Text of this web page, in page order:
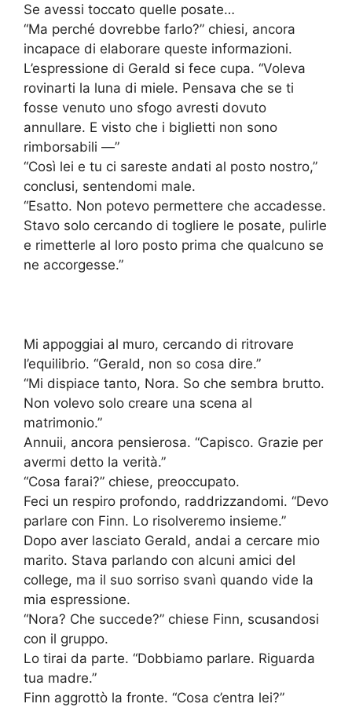
Se avessi toccato quelle posate…
“Ma perché dovrebbe farlo?” chiesi, ancora
incapace di elaborare queste informazioni.
L’espressione di Gerald si fece cupa. “Voleva
rovinarti la luna di miele. Pensava che se ti
fosse venuto uno sfogo avresti dovuto
annullare. E visto che i biglietti non sono
rimborsabili —”
“Così lei e tu ci sareste andati al posto nostro,”
conclusi, sentendomi male.
“Esatto. Non potevo permettere che accadesse.
Stavo solo cercando di togliere le posate, pulirle
e rimetterle al loro posto prima che qualcuno se
ne accorgesse.”
Mi appoggiai al muro, cercando di ritrovare
l’equilibrio. “Gerald, non so cosa dire.”
“Mi dispiace tanto, Nora. So che sembra brutto.
Non volevo solo creare una scena al
matrimonio.”
Annuii, ancora pensierosa. “Capisco. Grazie per
avermi detto la verità.”
“Cosa farai?” chiese, preoccupato.
Feci un respiro profondo, raddrizzandomi. “Devo
parlare con Finn. Lo risolveremo insieme.”
Dopo aver lasciato Gerald, andai a cercare mio
marito. Stava parlando con alcuni amici del
college, ma il suo sorriso svanì quando vide la
mia espressione.
“Nora? Che succede?” chiese Finn, scusandosi
con il gruppo.
Lo tirai da parte. “Dobbiamo parlare. Riguarda
tua madre.”
Finn aggrottò la fronte. “Cosa c’entra lei?”